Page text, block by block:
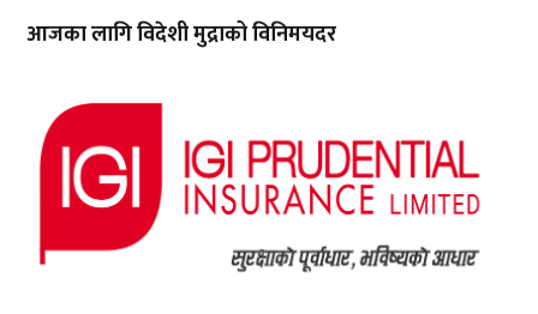
आजका लागि विदेशी मुद्राको विनिमयदर